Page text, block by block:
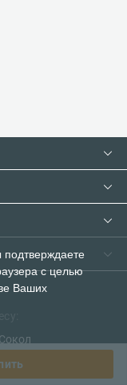
с целью
Ваших